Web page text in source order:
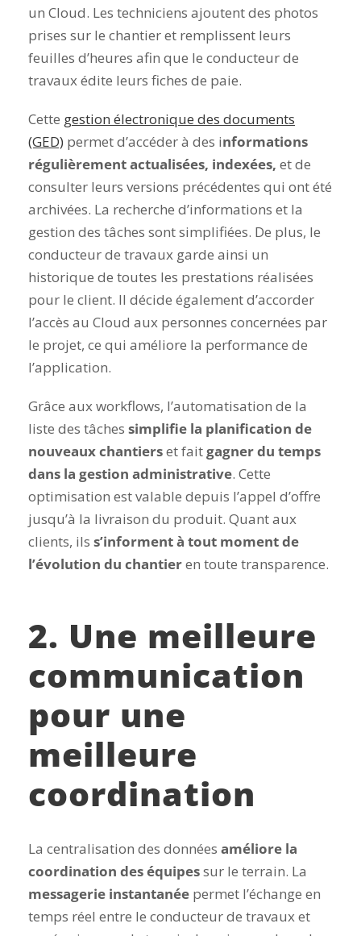
un Cloud. Les techniciens ajoutent des photos
prises sur le chantier et remplissent leurs
feuilles d’heures afin que le conducteur de
travaux édite leurs fiches de paie.
Cette gestion électronique des documents
(GED) permet d’accéder à des informations
régulièrement actualisées, indexées, et de
consulter leurs versions précédentes qui ont été
archivées. La recherche d’informations et la
gestion des tâches sont simplifiées. De plus, le
conducteur de travaux garde ainsi un
historique de toutes les prestations réalisées
pour le client. Il décide également d’accorder
l’accès au Cloud aux personnes concernées par
le projet, ce qui améliore la performance de
l’application.
Grâce aux workflows, l’automatisation de la
liste des tâches simplifie la planification de
nouveaux chantierset faitgagner du temps
dans la gestion administrative. Cette
optimisation est valable depuis l’appel d’offre
jusqu’à la livraison du produit. Quant aux
clients, ils s’informent à tout moment de
l’évolution du chantieren toute transparence.
2. Une meilleure
communication
pour une
meilleure
coordination
La centralisation des données améliore la
coordination des équipessur le terrain. La
messagerie instantanée permet l’échange en
temps réel entre le conducteur de travaux et